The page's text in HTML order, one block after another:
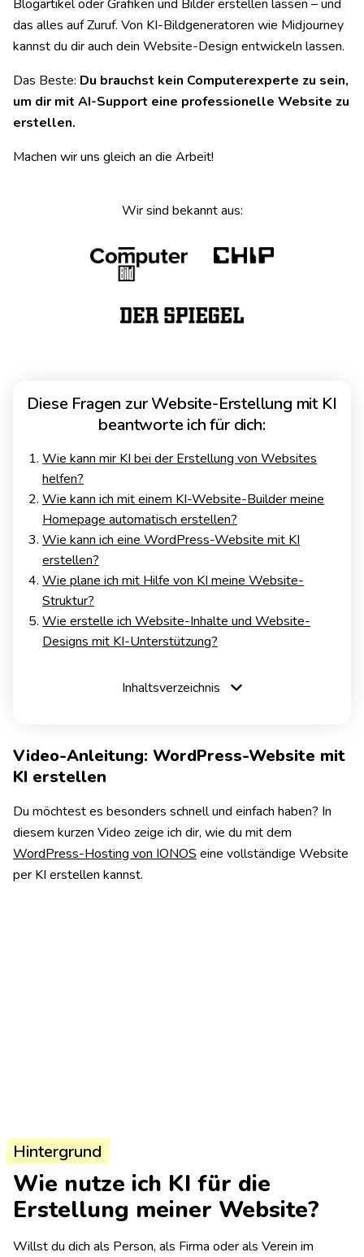
Wir sind bekannt aus:
Blogartikel oder Grafiken und Bilder erstellen lassen – und
das alles auf Zuruf. Von KI-Bildgeneratoren wie Midjourney
kannst du dir auch dein Website-Design entwickeln lassen.
Das Beste: Du brauchst kein Computerexperte zu sein,
um dir mit AI-Support eine professionelle Website zu
erstellen.
Machen wir uns gleich an die Arbeit!
Diese Fragen zur Website-Erstellung mit KI
beantworte ich für dich:
Wie kann mir KI bei der Erstellung von Websites
helfen?
Wie kann ich mit einem KI-Website-Builder meine
Homepage automatisch erstellen?
Wie kann ich eine WordPress-Website mit KI
erstellen?
Wie plane ich mit Hilfe von KI meine Website-
Struktur?
Wie erstelle ich Website-Inhalte und Website-
Designs mit KI-Unterstützung?
Inhaltsverzeichnis
Video-Anleitung: WordPress-Website mit
KI erstellen
Du möchtest es besonders schnell und einfach haben? In
diesem kurzen Video zeige ich dir, wie du mit dem
WordPress-Hosting von IONOS eine vollständige Website
per KI erstellen kannst.
Hintergrund
Wie nutze ich KI für die
Erstellung meiner Website?
Willst du dich als Person, als Firma oder als Verein im